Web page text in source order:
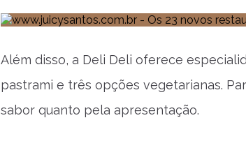
Além disso, a Deli Deli oferece
pastrami e três opções vegetarianas.
sabor quanto pela apresentação.